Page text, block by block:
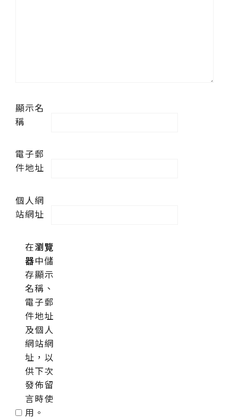
顯示名
稱
電子郵
件地址
個人網
站網址
在瀏覽
器中儲
存顯示
名稱、
電子郵
件地址
及個人
網站網
址，以
供下次
發佈留
言時使
用。